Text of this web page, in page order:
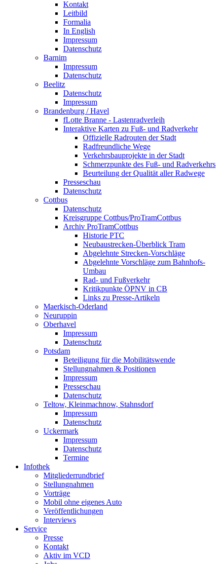
Kontakt
Leitbild
Formalia
In English
Impressum
Datenschutz
Barnim
Impressum
Datenschutz
Beelitz
Datenschutz
Impressum
Brandenburg / Havel
fLotte Branne - Lastenradverleih
Interaktive Karten zu Fuß- und Radverkehr
Offizielle Radrouten der Stadt
Radfreundliche Wege
Verkehrsbauprojekte in der Stadt
Schmerzpunkte des Fuß- und Radverkehrs
Beurteilung der Qualität aller Radwege
Presseschau
Datenschutz
Cottbus
Datenschutz
Kreisgruppe Cottbus/ProTramCottbus
Archiv ProTramCottbus
Historie PTC
Neubaustrecken-Überblick Tram
Abgelehnte Strecken-Vorschläge
Abgelehnte Vorschläge zum Bahnhofs-
Umbau
Rad- und Fußverkehr
Kritikpunkte ÖPNV in CB
Links zu Presse-Artikeln
Maerkisch-Oderland
Neuruppin
Oberhavel
Impressum
Datenschutz
Potsdam
Beteiligung für die Mobilitätswende
Stellungnahmen & Positionen
Impressum
Presseschau
Datenschutz
Teltow, Kleinmachnow, Stahnsdorf
Impressum
Datenschutz
Uckermark
Impressum
Datenschutz
Termine
Infothek
Mitgliederrundbrief
Stellungnahmen
Vorträge
Mobil ohne eigenes Auto
Veröffentlichungen
Interviews
Service
Presse
Kontakt
Aktiv im VCD